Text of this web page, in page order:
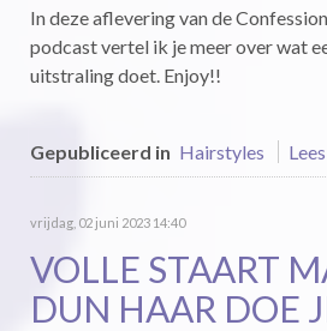
In deze aflevering van de
podcast vertel ik je meer over wat
uitstraling doet. Enjoy!!
Gepubliceerd in Hairstyles
vrijdag, 02 juni 2023 14:40
VOLLE STAART
DUN HAAR DOE